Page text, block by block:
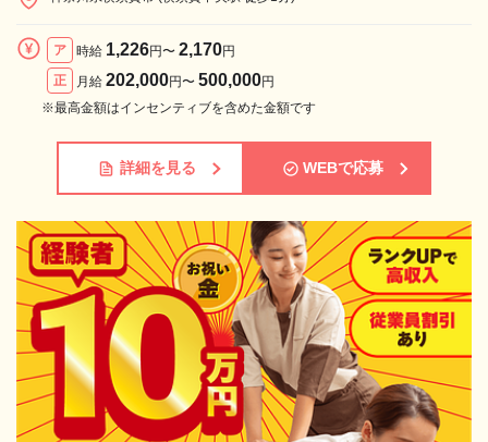
ア 時給 1,226円〜 2,170円
正
月給 202,000円〜 500,000円
※最高金額はインセンティブを含めた金額です
詳細を見る WEBで応募